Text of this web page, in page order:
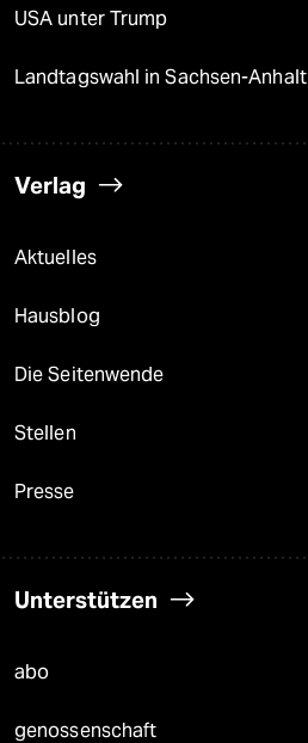
USA unter Trump
Landtagswahl in Sachsen-Anhalt
Verlag
Aktuelles
Hausblog
Die Seitenwende
Stellen
Presse
Unterstützen
abo
genossenschaft